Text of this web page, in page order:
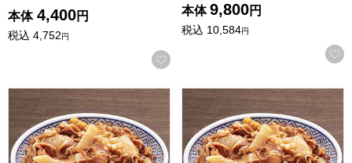
本体 4,400円
税込 4,752円
お気に入りに登録する
本体 9,800円
税込 10,584円
吉野家 牛丼大盛 160g×1袋 (L4505)【サクワ】吉野家 牛丼大盛 160g×4袋